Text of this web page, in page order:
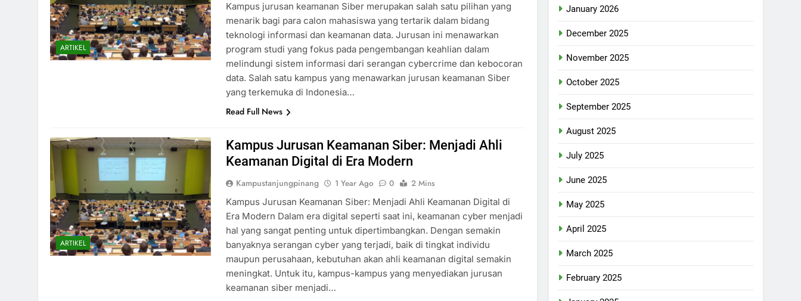
ARTIKEL
Kampus jurusan keamanan Siber merupakan salah satu pilihan yang
menarik bagi para calon mahasiswa yang tertarik dalam bidang
teknologi informasi dan keamanan data. Jurusan ini menawarkan
program studi yang fokus pada pengembangan keahlian dalam
melindungi sistem informasi dari serangan cybercrime dan kebocoran
data. Salah satu kampus yang menawarkan jurusan keamanan Siber
yang terkemuka di Indonesia…
Read Full News
ARTIKEL
Kampus Jurusan Keamanan Siber: Menjadi Ahli
Keamanan Digital di Era Modern
Kampustanjungpinang 1 Year Ago 0
2 Mins
Kampus Jurusan Keamanan Siber: Menjadi Ahli Keamanan Digital di
Era Modern Dalam era digital seperti saat ini, keamanan cyber menjadi
hal yang sangat penting untuk dipertimbangkan. Dengan semakin
banyaknya serangan cyber yang terjadi, baik di tingkat individu
maupun perusahaan, kebutuhan akan ahli keamanan digital semakin
meningkat. Untuk itu, kampus-kampus yang menyediakan jurusan
keamanan siber menjadi…
January 2026
December 2025
November 2025
October 2025
September 2025
August 2025
July 2025
June 2025
May 2025
April 2025
March 2025
February 2025